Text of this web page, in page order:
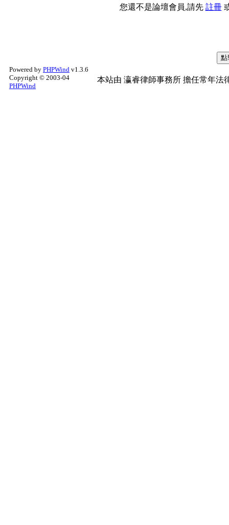
您還不是論壇會員,請先 註冊
Powered by PHPWind v1.3.6
Copyright © 2003-04
PHPWind
本站由 瀛睿律師事務所 擔任常年法